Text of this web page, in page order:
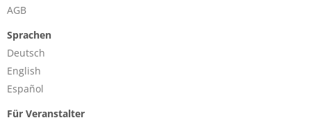
AGB
Sprachen
Deutsch
English
Español
Für Veranstalter